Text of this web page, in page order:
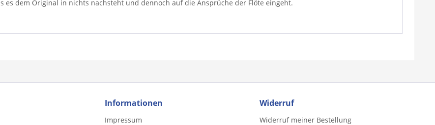
es dem Original in nichts nachsteht und dennoch auf die Ansprüche der Flöte eingeht.
Informationen
Impressum
Widerruf
Widerruf meiner Bestellung